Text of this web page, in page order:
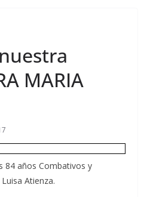
MARIA
84 años Combativos y
Atienza.